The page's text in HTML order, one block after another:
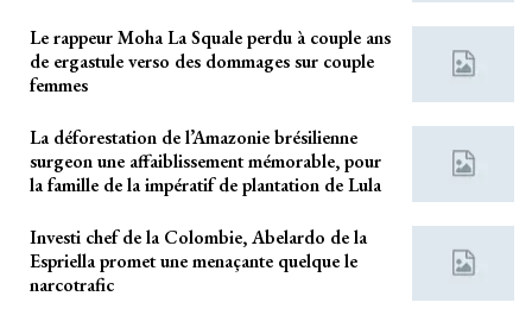
Le rappeur Moha La Squale perdu à couple ans
de ergastule verso des dommages sur couple
femmes
La déforestation de l’Amazonie brésilienne
surgeon une affaiblissement mémorable, pour
la famille de la impératif de plantation de Lula
Investi chef de la Colombie, Abelardo de la
Espriella promet une menaçante quelque le
narcotrafic